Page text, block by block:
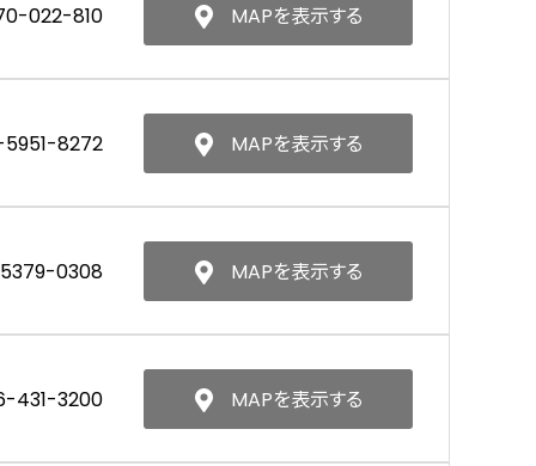
022-810 MAPを表示する
8272 MAPを表示する
0308 MAPを表示する
431-3200 MAPを表示する